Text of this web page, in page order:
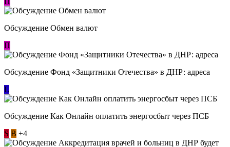
Обсуждение Обмен валют
П
Обсуждение Фонд «Защитники Отечества» в ДНР: адреса
L
Обсуждение ​Как Онлайн оплатить энергосбыт через ПСБ
S В +4